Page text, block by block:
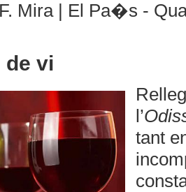
Mira | El Pa�s -
de vi
l’
tant